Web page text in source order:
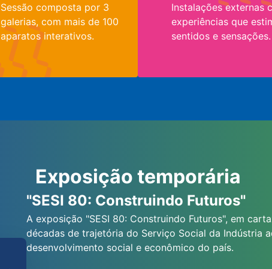
Sessão composta por 3
galerias, com mais de 100
aparatos interativos.
Instalações externas
experiências que
sentidos e sensações.
Exposição temporária
"SESI 80: Construindo Futuros"
A exposição "SESI 80: Construindo Futuros", em
décadas de trajetória do Serviço Social da Indústria
desenvolvimento social e econômico do país.